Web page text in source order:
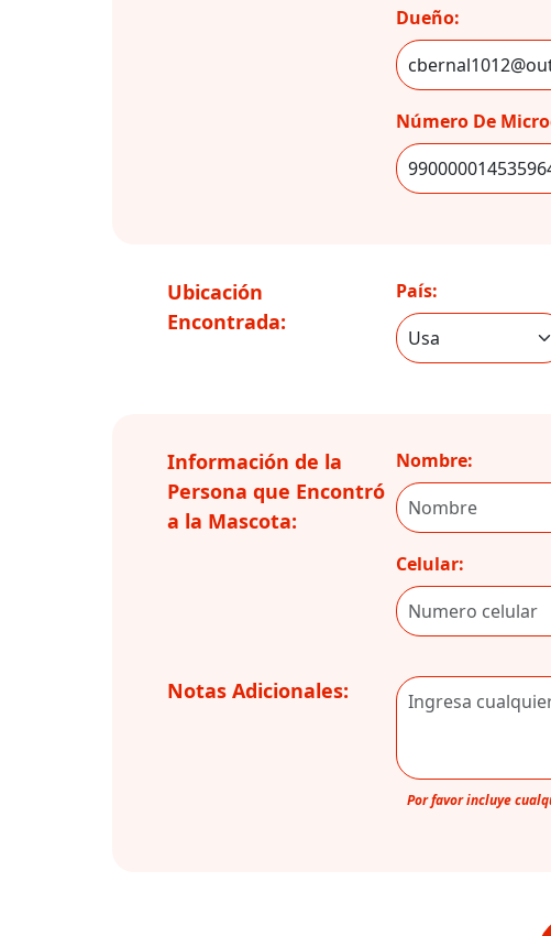
Dueño:
Número De
Ubicación
Encontrada:
País:
Información de la
Persona que Encontró
a la Mascota:
Nombre:
Celular:
Notas Adicionales:
Por favor incluye